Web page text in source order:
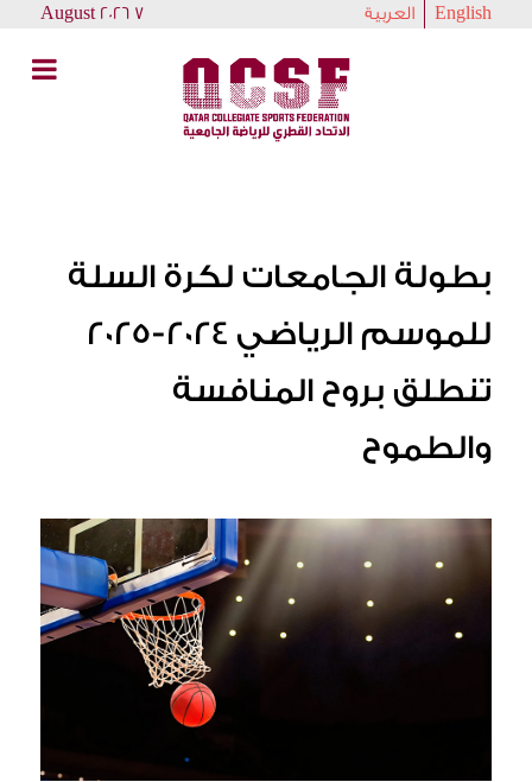
English العربية 7 August 2026
بطولة الجامعات لكرة السلة
للموسم الرياضي 2024-2025
تنطلق بروح المنافسة
والطموح